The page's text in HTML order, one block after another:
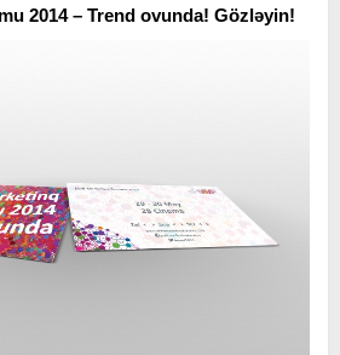
2014 – Trend ovunda! Gözləyin!